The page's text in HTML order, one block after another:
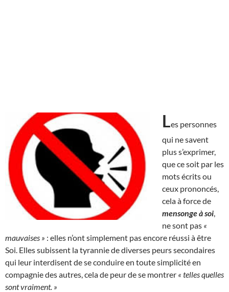
Les personnes
qui ne savent
plus s’exprimer,
que ce soit par les
mots écrits ou
ceux prononcés,
cela à force de
mensonge à soi
ne sont pas «
mauvaises » : elles n’ont simplement pas encore réussi à être
Soi. Elles subissent la tyrannie de diverses peurs secondaires
qui leur interdisent de se conduire en toute simplicité en
compagnie des autres, cela de peur de se montrer « telles quelles
sont vraiment. »